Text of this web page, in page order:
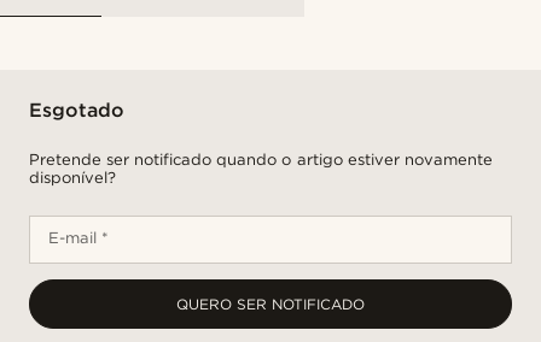
Esgotado
Pretende ser notificado quando o artigo estiver novamente
disponível?
E-mail *
QUERO SER NOTIFICADO